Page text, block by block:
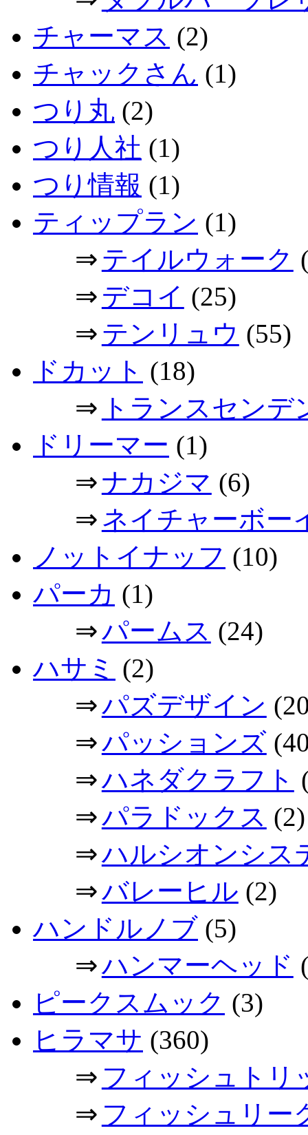
チャーマス (2)
チャックさん (1)
つり丸 (2)
つり人社 (1)
つり情報 (1)
ティップラン (1)
⇒ テイルウォーク
⇒ デコイ (25)
⇒ テンリュウ (55)
ドカット (18)
⇒ トランスセンデ
ドリーマー (1)
⇒ナカジマ (6)
⇒ ネイチャーボー
ノットイナッフ (10)
パーカ (1)
⇒パームス (24)
ハサミ (2)
⇒パズデザイン
⇒パッションズ
⇒ハネダクラフト
⇒パラドックス (2)
⇒ハルシオンシス
⇒バレーヒル (2)
ハンドルノブ (5)
⇒ハンマーヘッド
ピークスムック (3)
ヒラマサ (360)
⇒ フィッシュトリ
⇒ フィッシュリー